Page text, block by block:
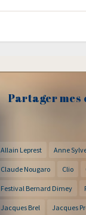
Partager mes
Allain Leprest Anne
Claude Nougaro Clio
Festival Bernard Dimey
Jacques Brel Jacques